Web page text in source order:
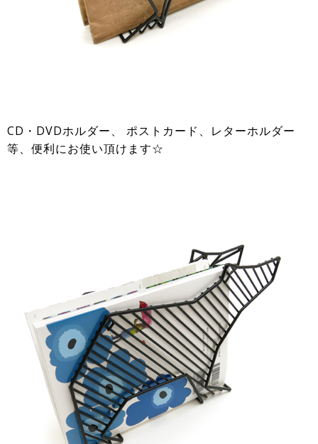
CD・DVDホルダー、 ポストカード、レターホルダー
等、便利にお使い頂けます☆